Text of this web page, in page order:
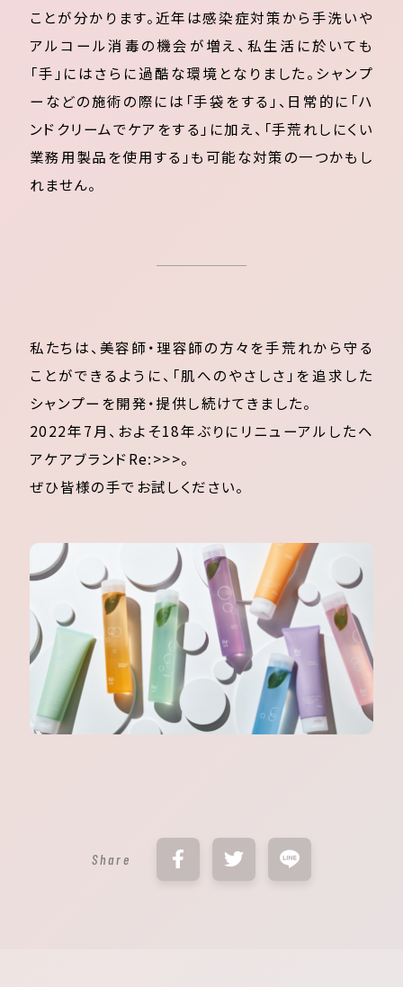
ことが分かります。近年は感染症対策から手洗いや
アルコール消毒の機会が増え、私生活に於いても
「手」にはさらに過酷な環境となりました。シャンプ
ーなどの施術の際には「手袋をする」、日常的に「ハ
ンドクリームでケアをする」に加え、「手荒れしにくい
業務用製品を使用する」も可能な対策の一つかもし
れません。
私たちは、美容師・理容師の方々を手荒れから守る
ことができるように、「肌へのやさしさ」を追求した
シャンプーを開発・提供し続けてきました。
2022年7月、およそ18年ぶりにリニューアルしたヘ
アケアブランドRe:>>>。
ぜひ皆様の手でお試しください。
Share